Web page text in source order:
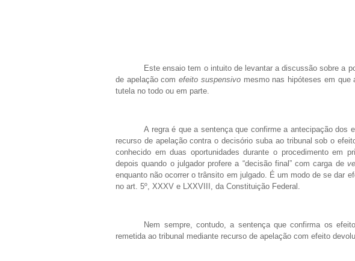
Este ensaio tem o intuito de levantar a discussão sobre a
de apelação comefeito suspensivomesmo nas hipóteses em que
tutela no todo ou em parte.
A regra é que a sentença que confirme a antecipação dos
recurso de apelação contra o decisório suba ao tribunal sob o
conhecido em duas oportunidades durante o procedimento em
depois quando o julgador profere a “decisão final” com carga de
enquanto não ocorrer o trânsito em julgado. É um modo de se dar
no art. 5º, XXXV e LXXVIII, da Constituição Federal.
Nem sempre, contudo, a sentença que confirma os
remetida ao tribunal mediante recurso de apelação com efeito